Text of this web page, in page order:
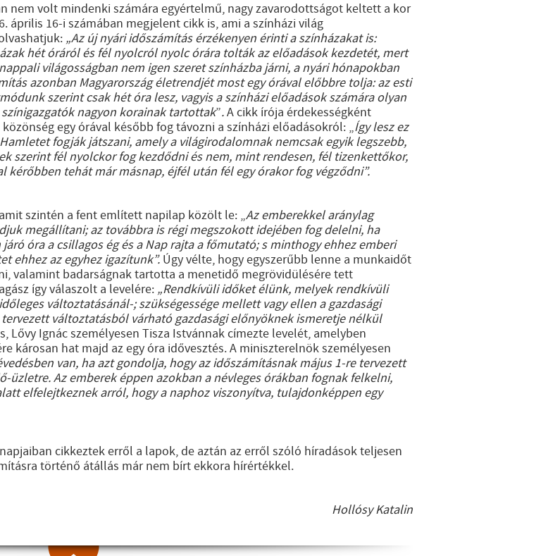
nem volt mindenki számára egyértelmű, nagy zavarodottságot keltett a kor
április 16-i számában megjelent cikk is, ami a színházi világ
„Az új nyári időszámítás érzékenyen érinti a színházakat is:
hét óráról és fél nyolcról nyolc órára tolták az előadások kezdetét, mert
világosságban nem igen szeret színházba járni, a nyári hónapokban
azonban Magyarország életrendjét most egy órával előbbre tolja: az esti
szerint csak hét óra lesz, vagyis a színházi előadások számára olyan
nagyon korainak tartottak”.A cikk írója érdekességként
egy órával később fog távozni a színházi előadásokról: „Így lesz ez
fogják játszani, amely a világirodalomnak nemcsak egyik legszebb,
szerint fél nyolckor fog kezdődni és nem, mint rendesen, fél tizenkettőkor,
kérőbben tehát már másnap, éjfél után fél egy órakor fog végződni”.
szintén a fent említett napilap közölt le: „Az emberekkel aránylag
megállítani; az továbbra is régi megszokott idejében fog delelni, ha
óra a csillagos ég és a Nap rajta a főmutató; s minthogy ehhez emberi
ehhez az egyhez igazítunk”. Úgy vélte, hogy egyszerűbb lenne a munkaidőt
valamint badarságnak tartotta a menetidő megrövidülésére tett
így válaszolt a levelére: „Rendkívüli időket élünk, melyek rendkívüli
változtatásánál-; szükségessége mellett vagy ellen a gazdasági
változtatásból várható gazdasági előnyöknek ismeretje nélkül
Lővy Ignác személyesen Tisza Istvánnak címezte levelét, amelyben
károsan hat majd az egy óra idővesztés. A miniszterelnök személyesen
van, ha azt gondolja, hogy az időszámításnak május 1-re tervezett
üzletre. Az emberek éppen azokban a névleges órákban fognak felkelni,
elfelejtkeznek arról, hogy a naphoz viszonyítva, tulajdonképpen egy
cikkeztek erről a lapok, de aztán az erről szóló híradások teljesen
történő átállás már nem bírt ekkora hírértékkel.
Hollósy Katalin